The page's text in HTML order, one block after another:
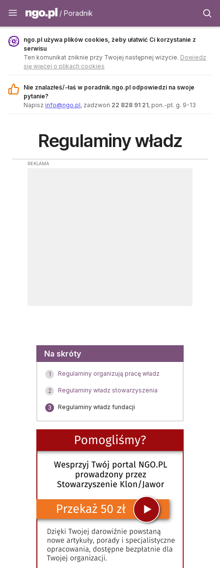
Poradnik - ngo.pl
/ Poradnik
ngo.pl używa plików cookies, żeby ułatwić Ci korzystanie z
serwisu
Ten komunikat zniknie przy Twojej następnej wizycie. Dowiedz
się więcej o plikach cookies
Nie znalazłeś/-łaś w poradnik.ngo.pl odpowiedzi na swoje
pytanie?
Napisz info@ngo.pl, zadzwoń 22 828 91 21, pon.-pt. g. 9-13
Regulaminy władz
REKLAMA
Menu
Na skróty
1 Regulaminy organizują pracę władz
2 Regulaminy władz stowarzyszenia
3 Regulaminy władz fundacji